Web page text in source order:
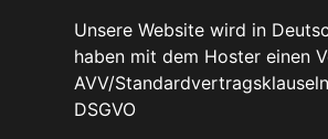
Unsere Website wird in
haben mit dem Hoster einen
AVV/
DSGVO